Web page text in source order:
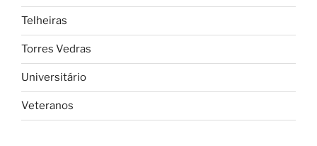
Telheiras
Torres Vedras
Universitário
Veteranos